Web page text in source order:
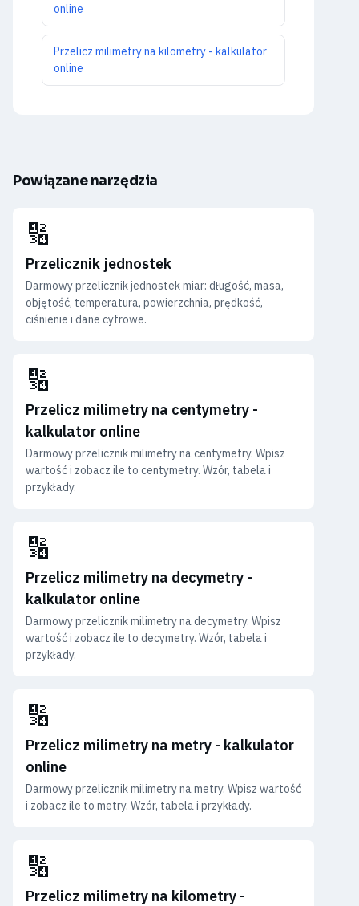
online
Przelicz milimetry na kilometry - kalkulator
online
Powiązane narzędzia
🔢
Przelicznik jednostek
Darmowy przelicznik jednostek miar: długość, masa,
objętość, temperatura, powierzchnia, prędkość,
ciśnienie i dane cyfrowe.
🔢
Przelicz milimetry na centymetry -
kalkulator online
Darmowy przelicznik milimetry na centymetry. Wpisz
wartość i zobacz ile to centymetry. Wzór, tabela i
przykłady.
🔢
Przelicz milimetry na decymetry -
kalkulator online
Darmowy przelicznik milimetry na decymetry. Wpisz
wartość i zobacz ile to decymetry. Wzór, tabela i
przykłady.
🔢
Przelicz milimetry na metry - kalkulator
online
Darmowy przelicznik milimetry na metry. Wpisz wartość
i zobacz ile to metry. Wzór, tabela i przykłady.
🔢
Przelicz milimetry na kilometry -